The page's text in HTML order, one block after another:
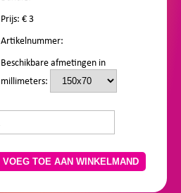
Prijs: €3
Artikelnummer:
Beschikbare afmetingen in
millimeters:
VOEG TOE AAN WINKELMAND